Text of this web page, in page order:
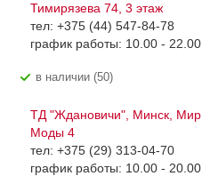
Тимирязева 74, 3 этаж
тел: +375 (44) 547-84-78
график работы: 10.00 - 22.00
В наличии (50)
ТД "Ждановичи", Минск, Мир
Моды 4
тел: +375 (29) 313-04-70
график работы: 10.00 - 20.00